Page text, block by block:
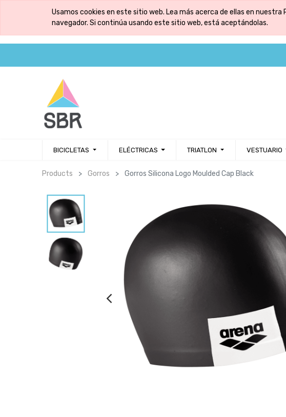
Usamos cookies en este sitio web. Lea más acerca de ellas en
navegador. Si continúa usando este sitio web, está aceptándolas.
BICICLETAS ELÉCTRICAS TRIATLON VESTUARIO
Products Gorros Gorros Silicona Logo Moulded Cap Black